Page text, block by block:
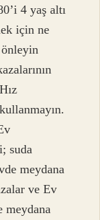
4 yaş altı
için ne
önleyin
suda
meydana
ve Ev
meydana